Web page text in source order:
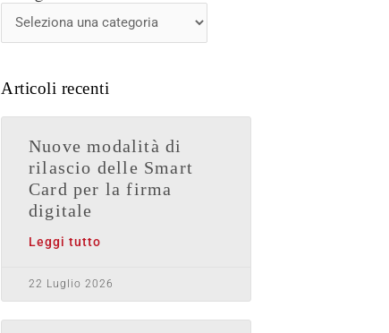
News
Articoli recenti
Nuove modalità di
rilascio delle Smart
Card per la firma
digitale
Leggi tutto
22 Luglio 2026